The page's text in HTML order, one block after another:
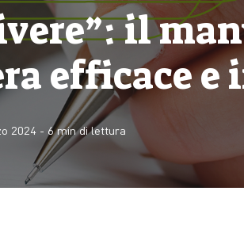
il
efficace e
2024 - 6min di lettura